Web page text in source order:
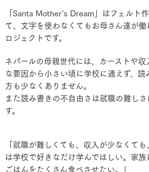
「Santa Mother’s Dream」はフェルト
て、文字を使わなくてもお母さん達が
ロジェクトです。
ネパールの母親世代には、カーストや収
な要因から小さい頃に学校に通えず、読
方も少なくありません。
また読み書きの不自由さは就職の難しさ
す。
「就職が難しくても、収入が少なくて
は学校で好きなだけ学んでほしい。家
ごはんをたくさん食べさせたい。」